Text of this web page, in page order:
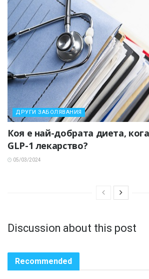
ДРУГИ ЗАБОЛЯВАНИЯ
Коя е най-добрата диета,
GLP-1 лекарство?
05/03/2024
Discussion about this post
Recommended